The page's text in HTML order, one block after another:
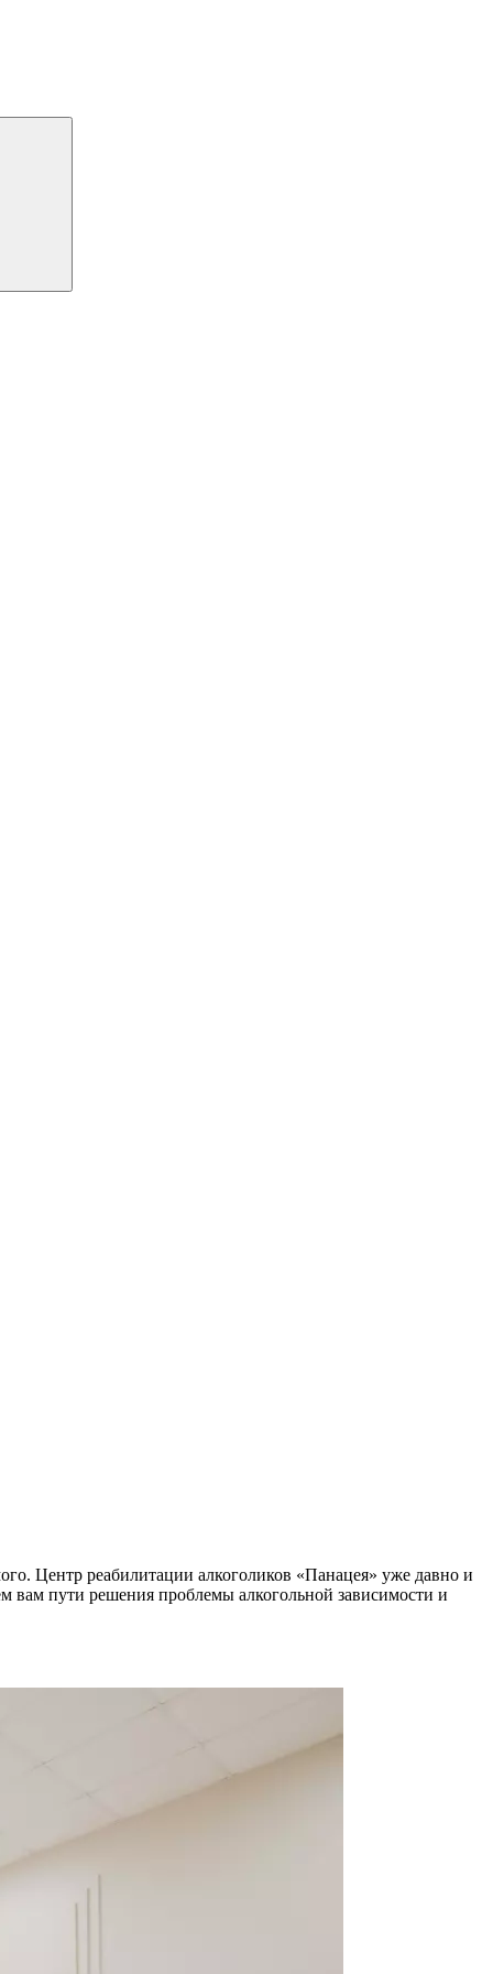
Центр реабилитации алкоголиков «Панацея» уже давно и
вам пути решения проблемы алкогольной зависимости и